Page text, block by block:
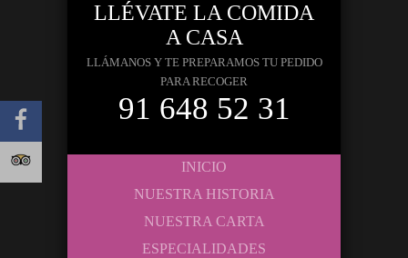
LLÉVATE LA COMIDA
A CASA
LLÁMANOS Y TE PREPARAMOS TU PEDIDO
PARA RECOGER
91 648 52 31
INICIO
NUESTRA HISTORIA
NUESTRA CARTA
ESPECIALIDADES